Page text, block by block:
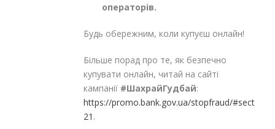
операторів.
Будь обережним, коли купуєш онлайн!
Більше порад про те, як безпечно
купувати онлайн, читай на сайті
кампанії #ШахрайГудбай:
https://promo.bank.gov.ua/stopfraud/#section-
21 .